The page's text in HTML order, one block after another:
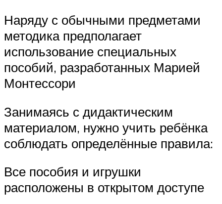
Наряду с обычными предметами
методика предполагает
использование специальных
пособий, разработанных Марией
Монтессори
Занимаясь с дидактическим
материалом, нужно учить ребёнка
соблюдать определённые правила:
Все пособия и игрушки
расположены в открытом доступе